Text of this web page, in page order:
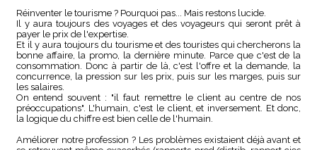
Réinventer le tourisme ? Pourquoi pas... Mais restons lucide.
Il y aura toujours des voyages et des voyageurs qui seront prêt à
payer le prix de l'expertise.
Et il y aura toujours du tourisme et des touristes qui chercherons la
bonne affaire, la promo, la dernière minute. Parce que c'est de la
consommation. Donc à partir de là, c'est l'offre et la demande, la
concurrence, la pression sur les prix, puis sur les marges, puis sur
les salaires.
On entend souvent : "il faut remettre le client au centre de nos
préoccupations". L'humain, c'est le client, et inversement. Et donc,
la logique du chiffre est bien celle de l'humain.
Améliorer notre profession ? Les problèmes existaient déjà avant et